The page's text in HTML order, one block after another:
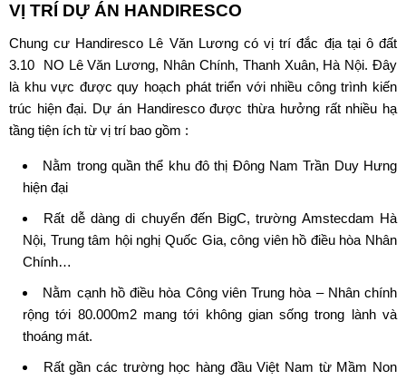
VỊ TRÍ DỰ ÁN HANDIRESCO
Chung cư Handiresco Lê Văn Lương có vị trí đắc địa tại ô đất
3.10 NO Lê Văn Lương, Nhân Chính, Thanh Xuân, Hà Nội. Đây
là khu vực được quy hoạch phát triển với nhiều công trình kiến
trúc hiện đại. Dự án Handirescođược thừa hưởng rất nhiều hạ
tầng tiện ích từ vị trí bao gồm :
Nằm trong quần thể khu đô thị Đông Nam Trần Duy Hưng
hiện đại
Rất dễ dàng di chuyển đến BigC, trường Amstecdam Hà
Nội, Trung tâm hội nghị Quốc Gia, công viên hồ điều hòa Nhân
Chính…
Nằm cạnh hồ điều hòa Công viên Trung hòa – Nhân chính
rộng tới 80.000m2 mang tới không gian sống trong lành và
thoáng mát.
Rất gần các trường học hàng đầu Việt Nam từ Mầm Non